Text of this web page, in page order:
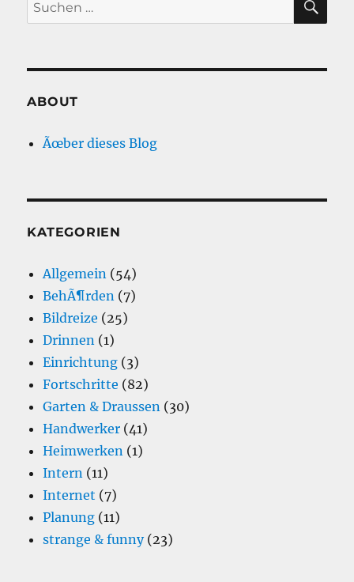
nach:
ABOUT
Ãœber dieses Blog
KATEGORIEN
Allgemein (54)
BehÃ¶rden (7)
Bildreize (25)
Drinnen (1)
Einrichtung (3)
Fortschritte (82)
Garten & Draussen (30)
Handwerker (41)
Heimwerken (1)
Intern (11)
Internet (7)
Planung (11)
strange & funny(23)